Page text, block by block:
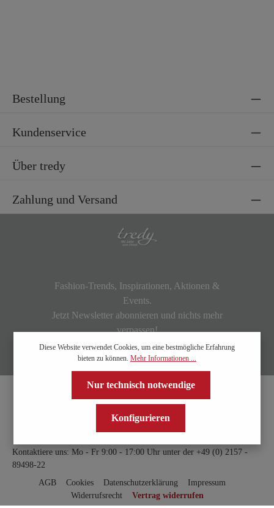
Bestellung
Kundenservice
Über tredy
Zahlung und Versand
Fashion-Trends, Inspirationen, Aktionen &
Events.
Jetzt Newsletter abonnieren und nichts mehr
verpassen!
Kontaktiere uns: Mo - Fr 9:00 - 17:00 Uhr unter der +49 (0) 2157 -
89498-22
AGB
Cookies Datenschutzerklärung
Impressum
Widerrufsrecht
Vertrag widerrufen
Diese Website verwendet Cookies, um eine bestmögliche Erfahrung
bieten zu können. Mehr Informationen ...
Nur technisch notwendige
Konfigurieren